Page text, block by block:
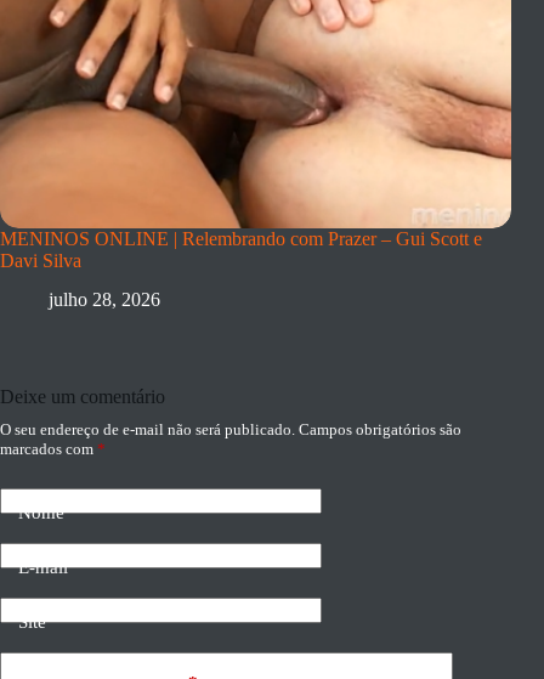
MENINOS ONLINE | Relembrando com Prazer – Gui Scott e
Davi Silva
julho 28, 2026
Deixe um comentário
O seu endereço de e-mail não será publicado. Campos obrigatórios são
marcados com *
Nome
E-mail
Site